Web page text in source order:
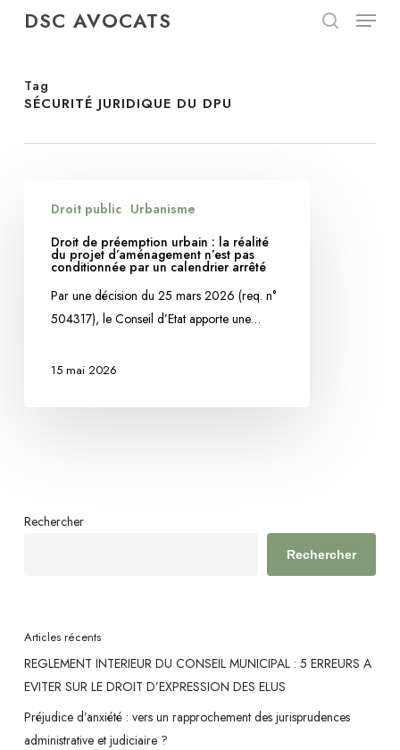
content
DSC AVOCATS Menu
Tag
SÉCURITÉ JURIDIQUE DU DPU
préemption
urbain
un
Droit public Urbanisme
Droit de préemption urbain : la réalité
du projet d’aménagement n’est pas
conditionnée par un calendrier arrêté
Par une décision du 25 mars 2026 (req. n°
504317), le Conseil d’Etat apporte une…
15 mai 2026
Rechercher
Rechercher
Articles récents
REGLEMENT INTERIEUR DU CONSEIL MUNICIPAL : 5 ERREURS A
EVITER SUR LE DROIT D’EXPRESSION DES ELUS
Préjudice d’anxiété : vers un rapprochement des jurisprudences
administrative et judiciaire ?